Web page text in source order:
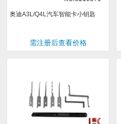
奥迪A3L/Q4L汽车智能卡小钥匙
需注册后查看价格